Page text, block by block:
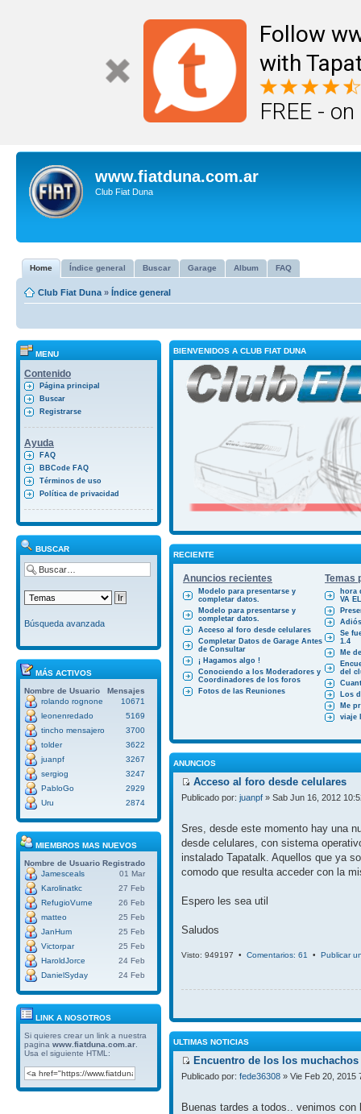
Follow
with
FREE -
www.fiatduna.com.ar
Club Fiat Duna
Home Índice general Buscar Garage Album FAQ
Club Fiat Duna » Índice general
MENU
Contenido
Página principal
Buscar
Registrarse
Ayuda
FAQ
BBCode FAQ
Términos de uso
Política de privacidad
BUSCAR
Búsqueda avanzada
MÁS ACTIVOS
Nombre de Usuario
Mensajes
rolando rognone
10671
leonenredado
5169
tincho mensajero
3700
tolder
3622
juanpf
3267
sergiog
3247
PabloGo
2929
Uru
2874
MIEMBROS MAS NUEVOS
Nombre de Usuario Registrado
Jamesceals
01 Mar
Karolinatkc
27 Feb
RefugioVurne
26 Feb
matteo
25 Feb
JanHum
25 Feb
Victorpar
25 Feb
HaroldJorce
24 Feb
DanielSyday
24 Feb
LINK A NOSOTROS
Si quieres crear un link a nuestra
pagina www.fiatduna.com.ar
Usa el siguiente HTML:
BIENVENIDOS A CLUB FIAT DUNA
RECIENTE
Anuncios recientes Temas
Modelo para presentarse y
completar datos.
Modelo para presentarse y
completar datos.
Acceso al foro desde celulares
Completar Datos de Garage Antes
de Consultar
¡ Hagamos algo !
Conociendo a los Moderadores y
Coordinadores de los foros
Fotos de las Reuniones
hora
VA
Se
1.4
Me
del
Los
Me
viaje
ANUNCIOS
Acceso al foro desde celulares
Publicado por: juanpf » Sab Jun 16, 2012
Sres, desde este momento hay una
desde celulares, con sistema
instalado Tapatalk. Aquellos que ya
comodo que resulta acceder con la
Espero les sea util
Saludos
Visto: 949197 • Comentarios: 61 • Publicar
ULTIMAS NOTICIAS
Encuentro de los los
Publicado por: fede36308 » Vie Feb 20, 2015
Buenas tardes a todos.. venimos